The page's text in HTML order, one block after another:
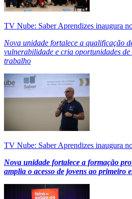
TV Nube: Saber Aprendizes inaugura
Nova unidade fortalece a qualificação
vulnerabilidade e cria oportunidades
trabalho
TV Nube: Saber Aprendizes inaugura
Nova unidade fortalece a formação
amplia o acesso de jovens ao primeiro